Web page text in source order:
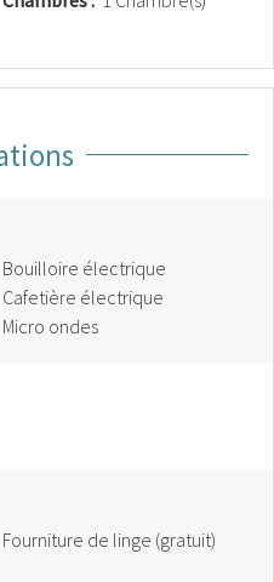
Bouilloire électrique
Cafetière électrique
Micro ondes
Fourniture de linge (gratuit)